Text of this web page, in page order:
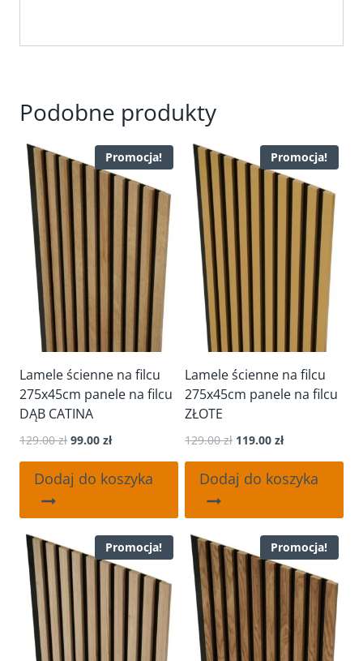
Podobne produkty
Promocja!
Lamele ścienne na filcu
275x45cm panele na filcu
DĄB CATINA
129.00zł Pierwotna
wynosiła:
129.00 zł.
99.00 złAktualna
wynosi:
99.00 zł.
Dodaj do koszyka
Promocja!
Lamele ścienne na filcu
275x45cm panele na filcu
ZŁOTE
129.00zł Pierwotna
wynosiła:
129.00 zł.
119.00 złAktualna
wynosi:
119.00 zł.
Dodaj do koszyka
Promocja! Promocja!